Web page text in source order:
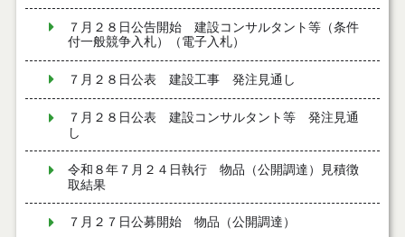
７月２８日公告開始 建設コンサルタント等（条件
付一般競争入札）（電子入札）
７月２８日公表 建設工事 発注見通し
７月２８日公表 建設コンサルタント等 発注見通
し
令和８年７月２４日執行 物品（公開調達）見積徴
取結果
７月２７日公募開始 物品（公開調達）